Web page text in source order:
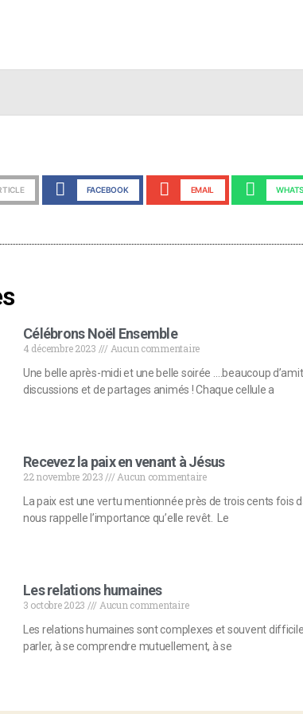
FACEBOOK EMAIL
Célébrons Noël Ensemble
4 décembre 2023
Aucun commentaire
Une belle après-midi et une belle soirée ….beaucoup
discussions et de partages animés ! Chaque cellule a
Recevez la paix en venant à Jésus
22 novembre 2023
Aucun commentaire
La paix est une vertu mentionnée près de trois cents fois
nous rappelle l’importance qu’elle revêt. Le
Les relations humaines
3 octobre 2023
Aucun commentaire
Les relations humaines sont complexes et souvent
parler, à se comprendre mutuellement, à se